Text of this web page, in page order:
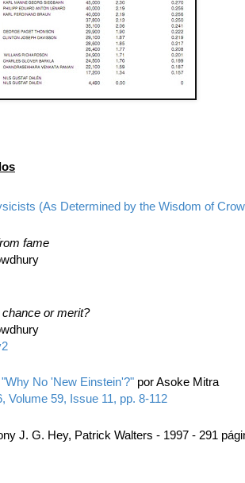
(As Determined by the Wisdom of
fame
or merit?
"Why No 'New Einstein'?"por Asoke Mitra
Volume 59, Issue 11, pp. 8-112
J. G. Hey, Patrick Walters - 1997 - 291